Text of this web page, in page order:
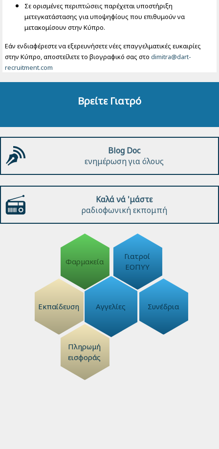
Σε ορισμένες περιπτώσεις παρέχεται υποστήριξη
μετεγκατάστασης για υποψηφίους που επιθυμούν να
μετακομίσουν στην Κύπρο.
Εάν ενδιαφέρεστε να εξερευνήσετε νέες επαγγελματικές ευκαιρίες
στην Κύπρο, αποστείλετε το βιογραφικό σας στο dimitra@dart-
recruitment.com
Βρείτε Γιατρό
Blog Doc
ενημέρωση για όλους
Καλά νά 'μάστε
ραδιοφωνική εκπομπή
Φαρμακεία
Γιατροί
ΕΟΠΥΥ
Εκπαίδευση Αγγελίες Συνέδρια
Πληρωμή
εισφοράς